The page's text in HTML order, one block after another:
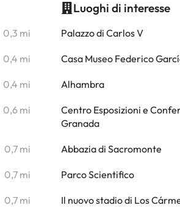
0,3 mi
0,4 mi
0,4 mi
0,6 mi
0,7 mi
0,7 mi
0,7 mi
Luoghi di interesse
Palazzo di Carlos V
Casa Museo Federico
Alhambra
Centro Esposizioni e
Granada
Abbazia di Sacromonte
Parco Scientifico
Il nuovo stadio di Los